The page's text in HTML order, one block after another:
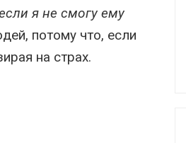
я не смогу ему
потому что, если
на страх.